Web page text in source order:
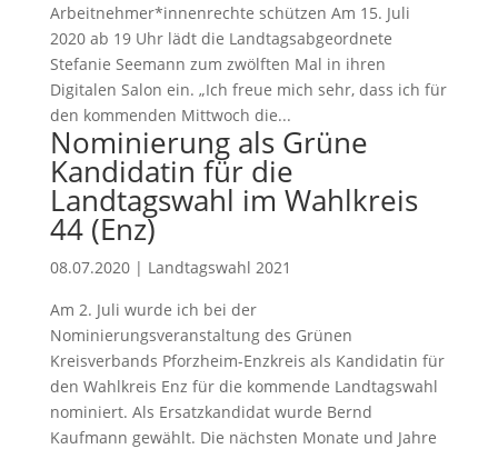
Arbeitnehmer*innenrechte schützen Am 15. Juli
2020 ab 19 Uhr lädt die Landtagsabgeordnete
Stefanie Seemann zum zwölften Mal in ihren
Digitalen Salon ein. „Ich freue mich sehr, dass ich für
den kommenden Mittwoch die...
Nominierung als Grüne
Kandidatin für die
Landtagswahl im Wahlkreis
44 (Enz)
08.07.2020| Landtagswahl 2021
Am 2. Juli wurde ich bei der
Nominierungsveranstaltung des Grünen
Kreisverbands Pforzheim-Enzkreis als Kandidatin für
den Wahlkreis Enz für die kommende Landtagswahl
nominiert. Als Ersatzkandidat wurde Bernd
Kaufmann gewählt. Die nächsten Monate und Jahre